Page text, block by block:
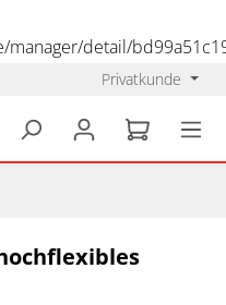
detail/
Privatkunde
hochflexibles